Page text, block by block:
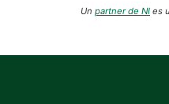
Un partner de NI es